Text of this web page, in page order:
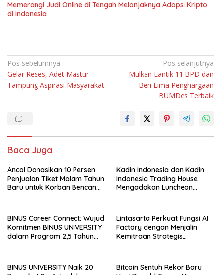
Memerangi Judi Online di Tengah Melonjaknya Adopsi Kripto
di Indonesia
Navigasi
pos
Pos sebelumnya
Gelar Reses, Adet Mastur
Tampung Aspirasi Masyarakat
Pos selanjutnya
Mulkan Lantik 11 BPD dan
Beri Lima Penghargaan
BUMDes Terbaik
Baca Juga
Ancol Donasikan 10 Persen
Penjualan Tiket Malam Tahun
Baru untuk Korban Bencana
Kadin Indonesia dan Kadin
Indonesia Trading House
Mengadakan Luncheon
Chamber of Commerce and
Industry (SMCCI)
BINUS Career Connect: Wujud
Komitmen BINUS UNIVERSITY
dalam Program 2,5 Tahun
Lintasarta Perkuat Fungsi AI
Factory dengan Menjalin
Kemitraan Strategis
BINUS UNIVERSITY Naik 20
Bitcoin Sentuh Rekor Baru